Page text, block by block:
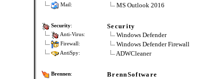
Mail: MS Outlook 2016
Security: Security
Anti-Virus: Windows Defender
Firewall: Windows Defender Firewall
AntiSpy: ADWCleaner
Brennen: BrennSoftware